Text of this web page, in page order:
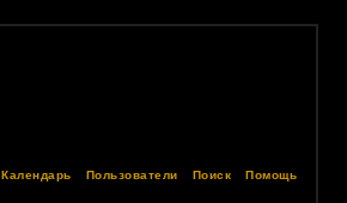
Помощь
Поиск
Пользователи
Календарь